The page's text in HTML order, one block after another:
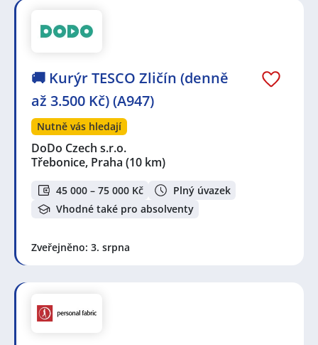
🚚 Kurýr TESCO Zličín (denně
až 3.500 Kč) (A947)
Nutně vás hledají
DoDo Czech s.r.o.
Třebonice, Praha (10 km)
45 000 – 75 000 Kč
Plný úvazek
Vhodné také pro absolventy
Zveřejněno: 3. srpna